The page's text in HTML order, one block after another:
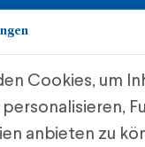
Cookies, um
anbieten zu